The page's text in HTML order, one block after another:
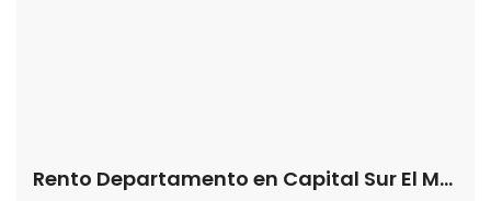
Rento Departamento en Capital Sur El Marques Querétaro